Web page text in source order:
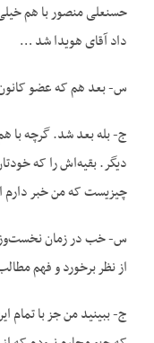
حسنعلی منصور با هم
داد آقای هویدا شد …
س- بعد هم که عضو
ج- بله بعد شد. گرچه با
دیگر. بقیه‌اش را که
چیزیست که من خبر دارم
س- خب در زمان
از نظر برخورد و فهم
ج- ببینید من جز با تمام